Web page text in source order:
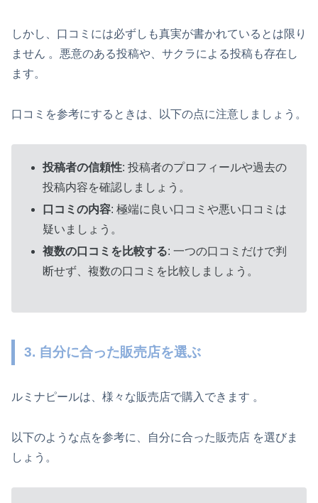
しかし、口コミには必ずしも真実が書かれているとは限り
ません 。悪意のある投稿や、サクラによる投稿も存在し
ます。
口コミを参考にするときは、以下の点に注意しましょう。
投稿者の信頼性: 投稿者のプロフィールや過去の
投稿内容を確認しましょう。
口コミの内容: 極端に良い口コミや悪い口コミは
疑いましょう。
複数の口コミを比較する: 一つの口コミだけで判
断せず、複数の口コミを比較しましょう。
3. 自分に合った販売店を選ぶ
ルミナピールは、様々な販売店で購入できます 。
以下のような点を参考に、自分に合った販売店 を選びま
しょう。